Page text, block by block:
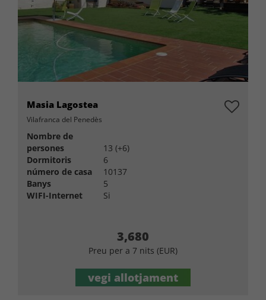
Masia Lagostea
Vilafranca del Penedès
Nombre de
persones
13 (+6)
Dormitoris
6
número de casa
10137
Banys
5
WIFI-Internet
Si
3,680
Preu per a 7 nits (EUR)
vegi allotjament